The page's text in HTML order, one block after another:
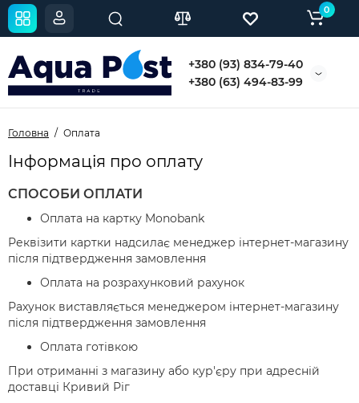
+380 (93) 834-79-40
+380 (63) 494-83-99
0
Головна Оплата
Інформація про оплату
СПОСОБИ ОПЛАТИ
Оплата на картку Monobank
Реквізити картки надсилає менеджер інтернет-магазину
після підтвердження замовлення
Оплата на розрахунковий рахунок
Рахунок виставляється менеджером інтернет-магазину
після підтвердження замовлення
Оплата готівкою
При отриманні з магазину або кур'єру при адресній
доставці Кривий Ріг